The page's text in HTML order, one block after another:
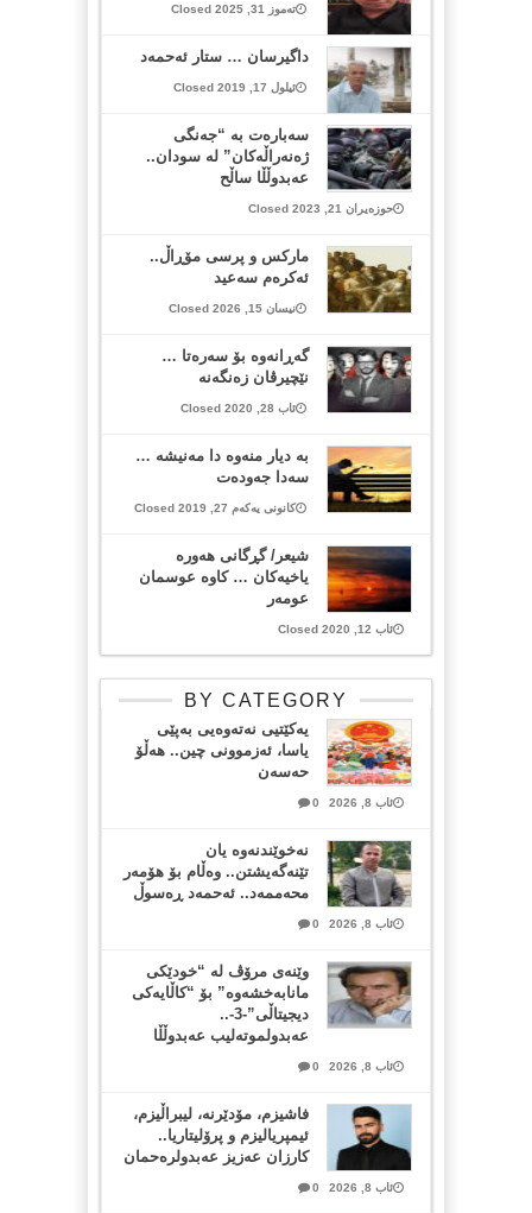
تەموز 31, 2025 Closed
داگیرسان … ستار ئه‌حمه‌د
ئیلول 17, 2019 Closed
سەبارەت بە “جەنگی
ژەنەراڵەکان” لە سودان..
عەبدوڵڵا ساڵح
حوزەیران 21, 2023 Closed
مارکس و پرسی مۆڕاڵ..
ئەکرەم سەعید
نیسان 15, 2026 Closed
گه‌ڕانه‌وه‌ بۆ سه‌ره‌تا …
نێچیرڤان زه‌نگه‌نه
ئاب 28, 2020 Closed
بە دیار منەوە دا مەنیشه …
سەدا جەودەت
کانونی یەکەم 27, 2019 Closed
شیعر/ گڕگانی هەورە
یاخیەکان … کاوە عوسمان
عومەر
ئاب 12, 2020 Closed
BY CATEGORY
یەکێتیی نەتەوەیی بەپێی
یاسا، ئەزموونی چین.. هەڵۆ
حەسەن
ئاب 8, 2026 0
نەخوێندنەوە یان
تێنەگەیشتن.. وەڵام بۆ هۆمەر
محەممەد.. ئەحمەد ڕەسوڵ
ئاب 8, 2026 0
وێنەی مرۆڤ لە “خودێکی
مانابەخشەوە” بۆ “کاڵایەکی
دیجیتاڵی”-3-..
عەبدولموتەلیب عەبدوڵڵا
ئاب 8, 2026 0
فاشیزم، مۆدێرنە، لیبراڵیزم،
ئیمپریالیزم و پرۆلیتاریا..
کارزان عەزیز عەبدولرەحمان
ئاب 8, 2026 0